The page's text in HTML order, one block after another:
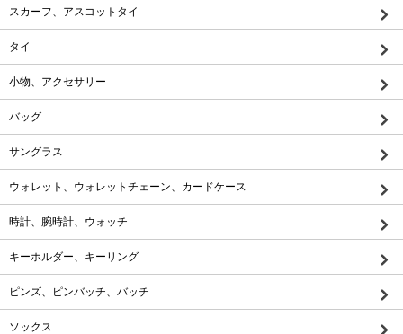
スカーフ、アスコットタイ
タイ
小物、アクセサリー
バッグ
サングラス
ウォレット、ウォレットチェーン、カードケース
時計、腕時計、ウォッチ
キーホルダー、キーリング
ピンズ、ピンバッチ、バッチ
ソックス